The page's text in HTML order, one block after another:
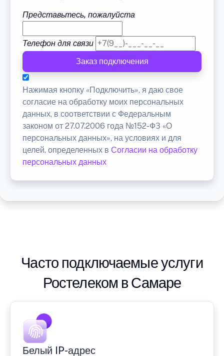
Представьтесь, пожалуйста
Телефон для связи
Заказ подключения
Нажимая кнопку «Подключить», я даю свое
согласие на обработку моих персональных
данных, в соответствии с Федеральным
законом от 27.07.2006 года №152-ФЗ «О
персональных данных», на условиях и для
целей, определенных в Согласии на обработку
персональных данных
Часто подключаемые услуги
Ростелеком в Самаре
Белый IP-адрес